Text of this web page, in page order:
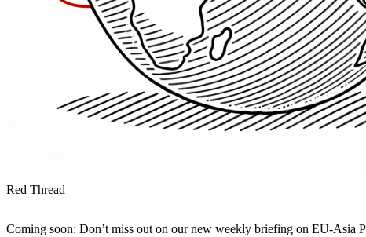
Red Thread
Coming soon: Don’t miss out on our new weekly briefing on EU-Asia